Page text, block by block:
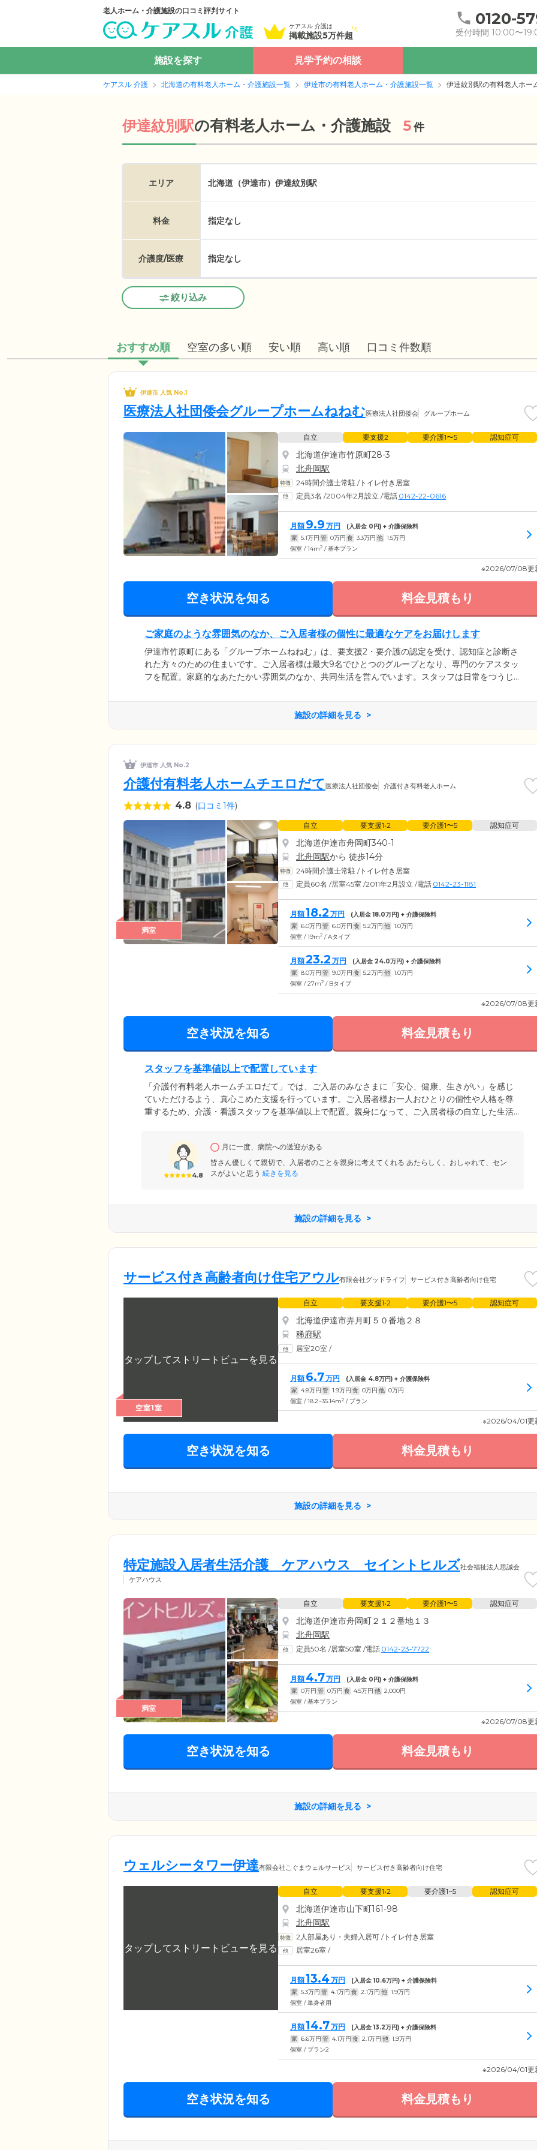
老人ホーム・介護施設の口コミ評判サイト
ケアスル 介護は
掲載施設5万件超
0120-
受付時間 10:00〜
施設を探す 見学予約の相談
ケアスル 介護 北海道の有料老人ホーム・介護施設一覧 伊達市の有料老人ホーム・介護施設一覧 伊達紋別駅の有料老人ホー
伊達紋別駅の有料老人ホーム・介護施設 5件
エリア 北海道（伊達市） 伊達紋別駅
料金 指定なし
介護度/医療 指定なし
絞り込み
おすすめ順 空室の多い順 安い順 高い順 口コミ件数順
伊達市 人気 No.1
医療法人社団倭会グループホームねねむ 医療法人社団倭会 グループホーム
自立 要支援2 要介護1〜5 認知症可
北海道伊達市竹原町28-3
北舟岡駅
24時間介護士常駐 /トイレ付き居室
定員3名 /2004年2月設立 /電話 0142-22-0616
月額 9.9 万円 (入居金 0円) + 介護保険料
家 5.1万円 管 0万円 食 3.3万円 他 1.5万円
個室 / 14m2 / 基本プラン
※2026/07/08更
空き状況を知る 料金見積もり
ご家庭のような雰囲気のなか、ご入居者様の個性に最適なケアをお届けします
伊達市竹原町にある「グループホームねねむ」は、要支援2・要介護の認定を受け、認知症と診断さ
れた方々のための住まいです。ご入居者様は最大9名でひとつのグループとなり、専門のケアスタッ
フを配置。家庭的なあたたかい雰囲気のなか、共同生活を営んでいます。スタッフは日常をつうじ
どから、お一人おひとりが得意とする家事のお手伝いをしていただいています。暮らしのなかでご
自身の役割をこなしながら、身体機能を活用していくことにより脳を活性化。認知機能の維持・向
施設の詳細を見る
伊達市 人気 No.2
介護付有料老人ホームチエロだて医療法人社団倭会 介護付き有料老人ホーム
4.8 (口コミ1件)
満室
自立 要支援1•2 要介護1〜5 認知症可
北海道伊達市舟岡町340-1
北舟岡駅から 徒歩14分
24時間介護士常駐 /トイレ付き居室
定員60名 /居室45室 /2011年2月設立 /電話 0142-23-1181
月額18.2 万円 (入居金18.0万円) + 介護保険料
家 6.0万円 管 6.0万円 食 5.2万円 他 1.0万円
個室 / 19m2 / Aタイプ
月額23.2 万円 (入居金 24.0万円) + 介護保険料
家 8.0万円 管 9.0万円 食 5.2万円 他 1.0万円
個室 / 27m2 / Bタイプ
※2026/07/08更
空き状況を知る 料金見積もり
スタッフを基準値以上で配置しています
「介護付有料老人ホームチエロだて」では、ご入居のみなさまに「安心、健康、生きがい」を感じ
ていただけるよう、真心こめた支援を行っています。ご入居者様お一人おひとりの個性や人格を尊
重するため、介護・看護スタッフを基準値以上で配置。親身になって、ご入居者様の自立した生活
4.8
月に一度、病院への送迎がある
皆さん優しくて親切で、入居者のことを親身に考えてくれる あたらしく、おしゃれて、セン
スがよいと思う 続きを見る
施設の詳細を見る
サービス付き高齢者向け住宅アウル有限会社グッドライフ サービス付き高齢者向け住宅
空室1室
自立 要支援1•2 要介護1〜5 認知症可
北海道伊達市弄月町５０番地２８
稀府駅
居室20室 /
月額 6.7万円 (入居金 4.8万円) + 介護保険料
家 4.8万円 管 1.9万円 食 0万円 他 0万円
個室 / 18.2~35.14m2 / プラン
※2026/04/01更
空き状況を知る 料金見積もり
施設の詳細を見る
特定施設入居者生活介護 ケアハウス セイントヒルズ社会福祉法人思誠会
ケアハウス
満室
自立 要支援1•2 要介護1〜5 認知症可
北海道伊達市舟岡町２１２番地１３
北舟岡駅
定員50名 /居室50室 /電話 0142-23-7722
月額 4.7万円 (入居金 0 円) + 介護保険料
家 0万円 管 0万円 食 4.5万円 他 2,000円
個室 / 基本プラン
※2026/07/08更
空き状況を知る 料金見積もり
施設の詳細を見る
ウェルシータワー伊達有限会社こぐまウェルサービス サービス付き高齢者向け住宅
自立 要支援1•2 要介護1~5 認知症可
北海道伊達市山下町161-98
北舟岡駅
2人部屋あり・夫婦入居可 /トイレ付き居室
居室26室 /
月額13.4 万円 (入居金10.6万円) + 介護保険料
家 5.3万円 管 4.1万円 食 2.1万円 他 1.9万円
個室 / 単身者用
月額14.7万円 (入居金13.2万円) + 介護保険料
家 6.6万円 管 4.1万円 食 2.1万円 他 1.9万円
個室 / プラン2
※2026/04/01更
空き状況を知る 料金見積もり